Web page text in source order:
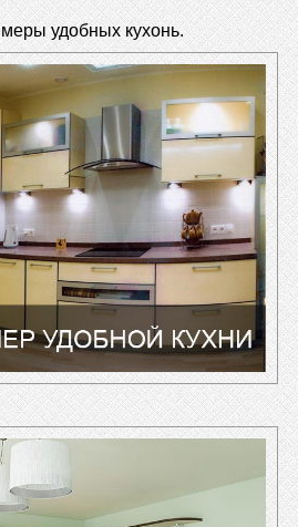
удобных кухонь.